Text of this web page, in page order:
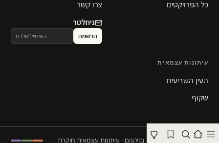
כל הפרויקטים
צרו קשר
ניוזלטר
עיתונות עצמאית
העין השביעית
שקוף
© 2026 המקום הכי חם בגיהנום · עיתונות עצמאית חוקרת